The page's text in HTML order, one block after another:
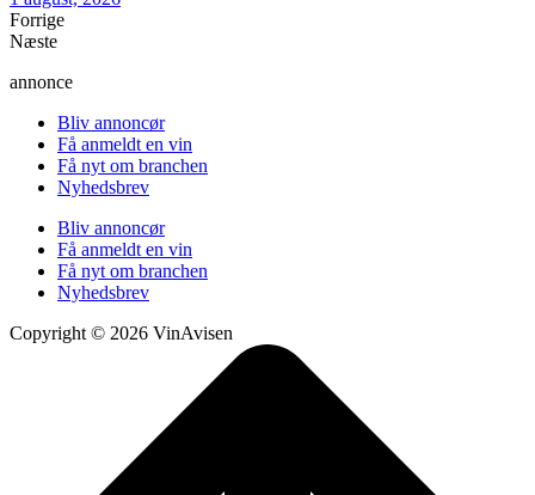
Forrige
Næste
annonce
Bliv annoncør
Få anmeldt en vin
Få nyt om branchen
Nyhedsbrev
Bliv annoncør
Få anmeldt en vin
Få nyt om branchen
Nyhedsbrev
Copyright © 2026 VinAvisen